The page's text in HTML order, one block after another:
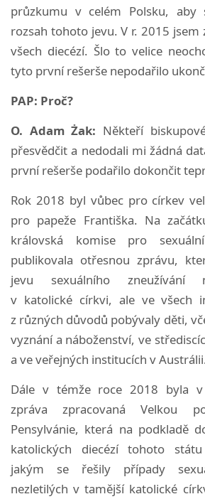
průzkumu v celém Polsku,
rozsah tohoto jevu. V r. 2015 jsem
všech diecézí. Šlo to velice
tyto první rešerše nepodařilo
PAP: Proč?
O. Adam Żak: Někteří
přesvědčit a nedodali mi žádná
první rešerše podařilo dokončit
Rok 2018 byl vůbec pro církev
pro papeže Františka. Na
královská komise pro
publikovala otřesnou zprávu,
jevu sexuálního zneužívání
v katolické církvi, ale ve všech
z různých důvodů pobývaly děti,
vyznání a náboženství, ve
a ve veřejných institucích v
Dále v témže roce 2018 byla v
zpráva zpracovaná Velkou
Pensylvánie, která na podkladě
katolických diecézí tohoto
jakým se řešily případy
nezletilých v tamější katolické